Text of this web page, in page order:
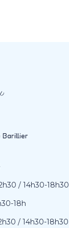
Barillier
/ 14h30-18h30
18h
/ 14h30-18h30